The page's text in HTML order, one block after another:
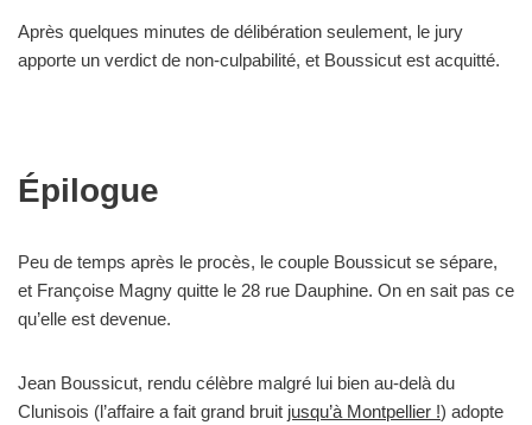
Après quelques minutes de délibération seulement, le jury
apporte un verdict de non-culpabilité, et Boussicut est acquitté.
Épilogue
Peu de temps après le procès, le couple Boussicut se sépare,
et Françoise Magny quitte le 28 rue Dauphine. On en sait pas ce
qu’elle est devenue.
Jean Boussicut, rendu célèbre malgré lui bien au-delà du
Clunisois (l’affaire a fait grand bruit jusqu’à Montpellier !) adopte